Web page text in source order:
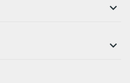

